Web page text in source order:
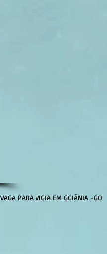
VAGA PARA VIGIA EM GOIÂNIA -GO